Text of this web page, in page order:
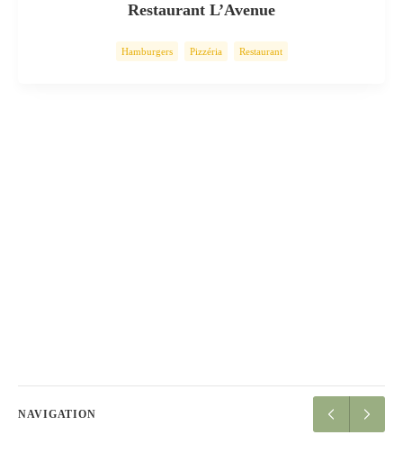
Restaurant L’Avenue
Hamburgers Pizzéria Restaurant
NAVIGATION